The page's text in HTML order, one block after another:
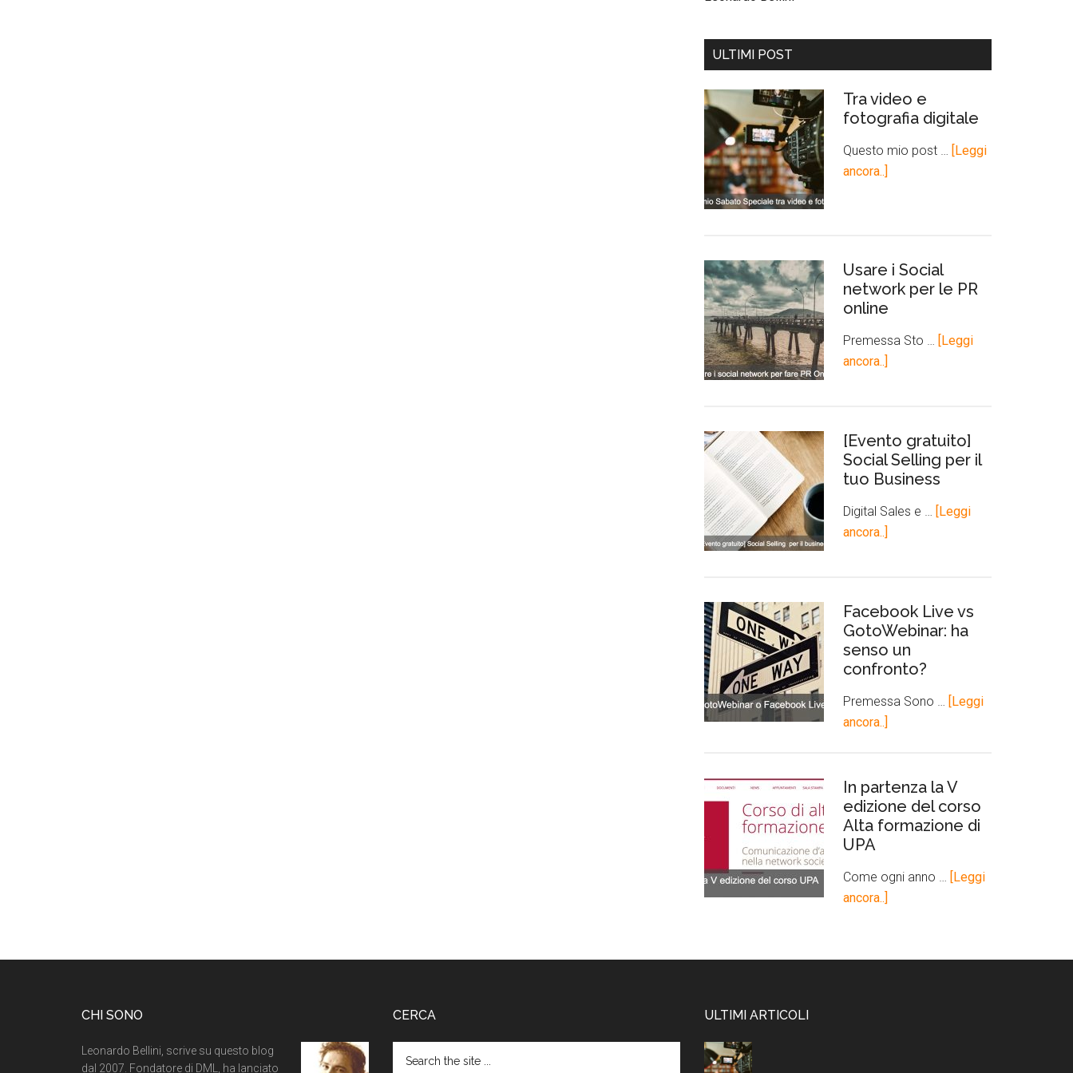
ULTIMI POST
Tra video e
fotografia digitale
Questo mio post …
[Leggi
ancora..]
Usare i Social
network per le PR
online
Premessa Sto …
[Leggi
ancora..]
[Evento gratuito]
Social Selling per il
tuo Business
Digital Sales e …
[Leggi
ancora..]
Facebook Live vs
GotoWebinar: ha
senso un
confronto?
Premessa Sono …
[Leggi
ancora..]
In partenza la V
edizione del corso
Alta formazione di
UPA
Come ogni anno …
[Leggi
ancora..]
CHI SONO
Leonardo Bellini, scrive su questo blog
dal 2007. Fondatore di DML, ha lanciato
CERCA ULTIMI ARTICOLI